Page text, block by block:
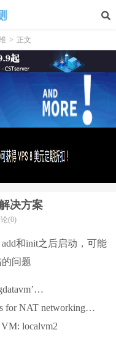
> 正文
决方案
(0)
和init之后启动，可能
的问题
for NAT networking…
VM: localvm2